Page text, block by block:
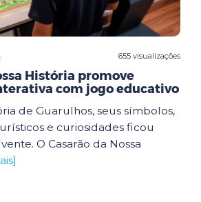
655 visualizações
História promove
com jogo educativo
de Guarulhos, seus símbolos,
e curiosidades ficou
O Casarão da Nossa